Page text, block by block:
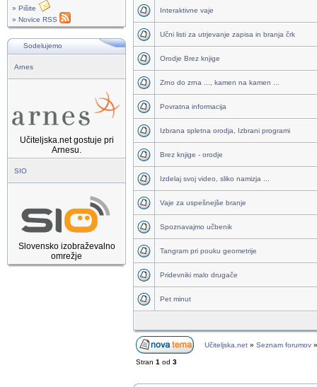
» Pišite
» Novice RSS
Sodelujemo
Arnes
Učiteljska.net gostuje pri
Arnesu.
SIO
Slovensko izobraževalno
omrežje
Interaktivne vaje
Učni listi za utrjevanje zapisa in branja črk
Orodje Brez knjige
Zrno do zrna ..., kamen na kamen ...
Povratna informacija
Izbrana spletna orodja, Izbrani programi
Brez knjige - orodje
Izdelaj svoj video, sliko namizja ...
Vaje za uspešnejše branje
Spoznavajmo učbenik
Tangram pri pouku geometrije
Pridevniki malo drugače
Pet minut
Učiteljska.net » Seznam forumov
Stran 1 od 3